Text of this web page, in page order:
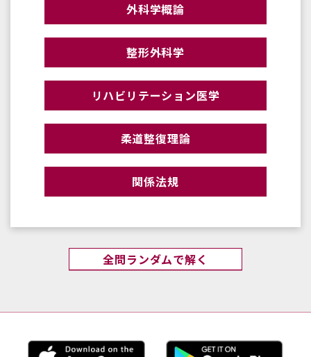
外科学概論
整形外科学
リハビリテーション医学
柔道整復理論
関係法規
全問ランダムで解く